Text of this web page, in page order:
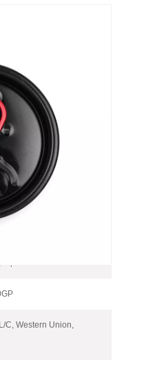
Mit
Ende
anders aussehen,
hervorheben.
C, Western Union,